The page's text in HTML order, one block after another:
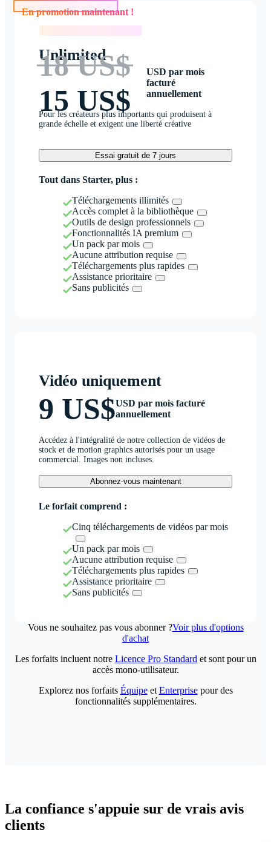
En promotion maintenant !
Unlimited
18 US$
15 US$
USD par mois
facturé
annuellement
Pour les créateurs plus importants qui produisent à
grande échelle et exigent une liberté créative
Essai gratuit de 7 jours
Tout dans Starter, plus :
Téléchargements illimités
Accès complet à la bibliothèque
Outils de design professionnels
Fonctionnalités IA premium
Un pack par mois
Aucune attribution requise
Téléchargements plus rapides
Assistance prioritaire
Sans publicités
Vidéo uniquement
9 US$USD par mois facturé
annuellement
Accédez à l'intégralité de notre collection de vidéos de
stock et de motion graphics autorisés pour un usage
commercial. Images non incluses.
Abonnez-vous maintenant
Le forfait comprend :
Cinq téléchargements de vidéos par mois
Un pack par mois
Aucune attribution requise
Téléchargements plus rapides
Assistance prioritaire
Sans publicités
Vous ne souhaitez pas vous abonner ?Voir plus d'options
d'achat
Les forfaits incluent notre Licence Pro Standard et sont pour un
accès mono-utilisateur.
Explorez nos forfaits Équipeet Enterprisepour des
fonctionnalités supplémentaires.
La confiance s'appuie sur de vrais avis
clients